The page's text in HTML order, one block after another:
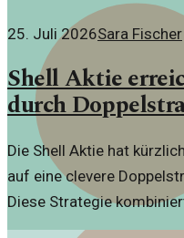
25. Juli 2026Sara Fischer
Shell Aktie
durch
Die Shell Aktie hat
auf eine clevere
Diese Strategie
traditionellen